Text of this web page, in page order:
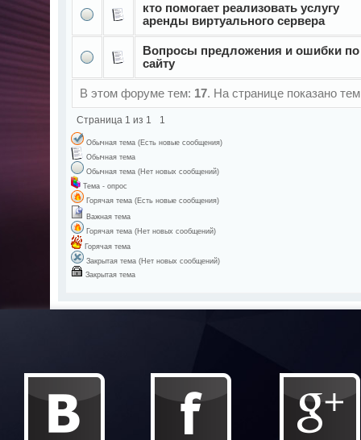
кто помогает реализовать услугу
аренды виртуального сервера
Вопросы предложения и ошибки по
сайту
В этом форуме тем: 17. На странице показано
Страница 1 из 1 1
Обычная тема (Есть новые сообщения)
Обычная тема
Обычная тема (Нет новых сообщений)
Тема - опрос
Горячая тема (Есть новые сообщения)
Важная тема
Горячая тема (Нет новых сообщений)
Горячая тема
Закрытая тема (Нет новых сообщений)
Закрытая тема